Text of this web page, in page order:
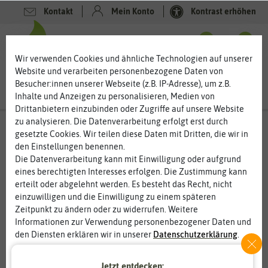
Kontakt Mein Konto Kontrast erhöhen
-80%
Wir verwenden Cookies und ähnliche Technologien auf unserer
Website und verarbeiten personenbezogene Daten von
Besucher:innen unserer Webseite (z.B. IP-Adresse), um z.B.
Inhalte und Anzeigen zu personalisieren, Medien von
Drittanbietern einzubinden oder Zugriffe auf unsere Website
zu analysieren. Die Datenverarbeitung erfolgt erst durch
gesetzte Cookies. Wir teilen diese Daten mit Dritten, die wir in
den Einstellungen benennen.
Die Datenverarbeitung kann mit Einwilligung oder aufgrund
eines berechtigten Interesses erfolgen. Die Zustimmung kann
erteilt oder abgelehnt werden. Es besteht das Recht, nicht
einzuwilligen und die Einwilligung zu einem späteren
Zeitpunkt zu ändern oder zu widerrufen. Weitere
Informationen zur Verwendung personenbezogener Daten und
den Diensten erklären wir in unserer Daten­schutz­erklärung.
Statistik